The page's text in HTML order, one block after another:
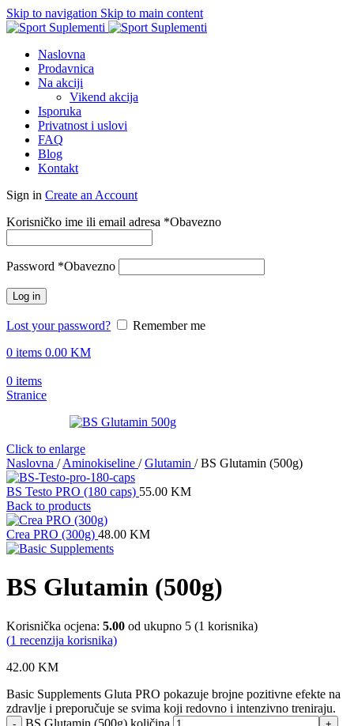
Skip to navigation Skip to main content
Naslovna
Prodavnica
Na akciji
Vikend akcija
Isporuka
Privatnost i uslovi
FAQ
Blog
Kontakt
Sign in Create an Account
Korisničko ime ili email adresa *Obavezno
Password *Obavezno
Log in
Lost your password?
Remember me
0 items 0.00 KM
0 items
Stranice
Click to enlarge
Naslovna / Aminokiseline / Glutamin / BS Glutamin (500g)
BS Testo PRO (180 caps) 55.00 KM
Back to products
Crea PRO (300g) 48.00 KM
BS Glutamin (500g)
Korisnička ocjena: 5.00 od ukupno 5 (1 korisnika)
(1 recenzija korisnika)
42.00 KM
Basic Supplements Gluta PRO pokazuje brojne pozitivne efekte na
zdravlje i preporučuje se svima koji redovno i intenzivno treniraju.
BS Glutamin (500g) količina